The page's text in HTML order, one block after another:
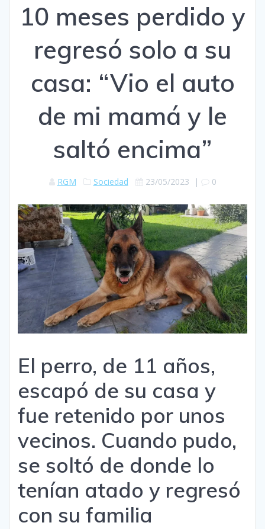
10 meses perdido y
regresó solo a su
casa: “Vio el auto
de mi mamá y le
saltó encima”
RGM Sociedad 23/05/2023 | 0
El perro, de 11 años,
escapó de su casa y
fue retenido por unos
vecinos. Cuando pudo,
se soltó de donde lo
tenían atado y regresó
con su familia